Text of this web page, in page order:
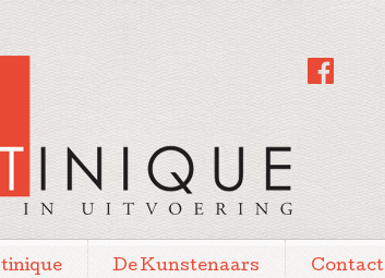
De Kunstenaars Contact